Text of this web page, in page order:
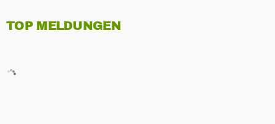
TOP MELDUNGEN